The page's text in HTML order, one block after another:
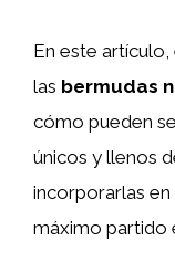
En este
las bermudas
cómo pueden
únicos y llenos
incorporarlas
máximo partido